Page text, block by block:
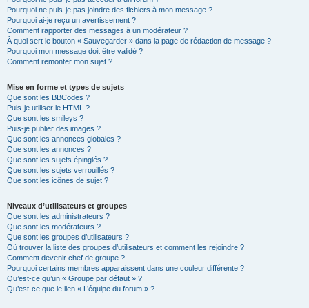
Pourquoi ne puis-je pas joindre des fichiers à mon message ?
Pourquoi ai-je reçu un avertissement ?
Comment rapporter des messages à un modérateur ?
À quoi sert le bouton « Sauvegarder » dans la page de rédaction de message ?
Pourquoi mon message doit être validé ?
Comment remonter mon sujet ?
Mise en forme et types de sujets
Que sont les BBCodes ?
Puis-je utiliser le HTML ?
Que sont les smileys ?
Puis-je publier des images ?
Que sont les annonces globales ?
Que sont les annonces ?
Que sont les sujets épinglés ?
Que sont les sujets verrouillés ?
Que sont les icônes de sujet ?
Niveaux d’utilisateurs et groupes
Que sont les administrateurs ?
Que sont les modérateurs ?
Que sont les groupes d’utilisateurs ?
Où trouver la liste des groupes d’utilisateurs et comment les rejoindre ?
Comment devenir chef de groupe ?
Pourquoi certains membres apparaissent dans une couleur différente ?
Qu’est-ce qu’un « Groupe par défaut » ?
Qu’est-ce que le lien « L’équipe du forum » ?